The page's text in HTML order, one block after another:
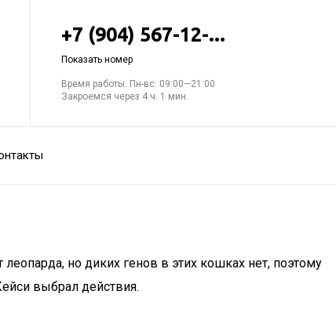
+7 (904) 567-12-...
Показать номер
Время работы: Пн-вс: 09:00—21:00
Закроемся через 4 ч. 1 мин.
но диких генов в этих кошках нет, поэтому
выбрал действия.